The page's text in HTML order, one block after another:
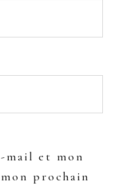
mail et mon
prochain